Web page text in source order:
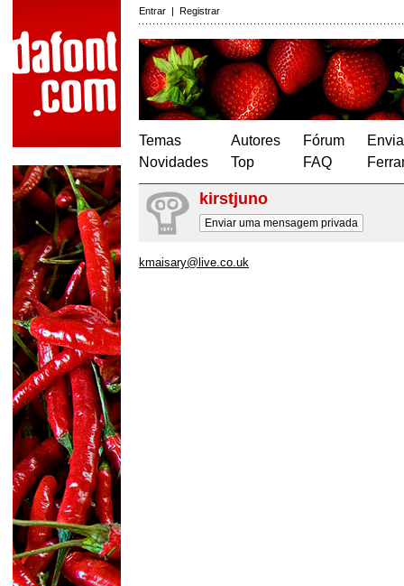
Entrar | Registrar
Temas
Novidades
Autores
Top
Fórum
FAQ
kirstjuno
Enviar uma mensagem privada
kmaisary@live.co.uk